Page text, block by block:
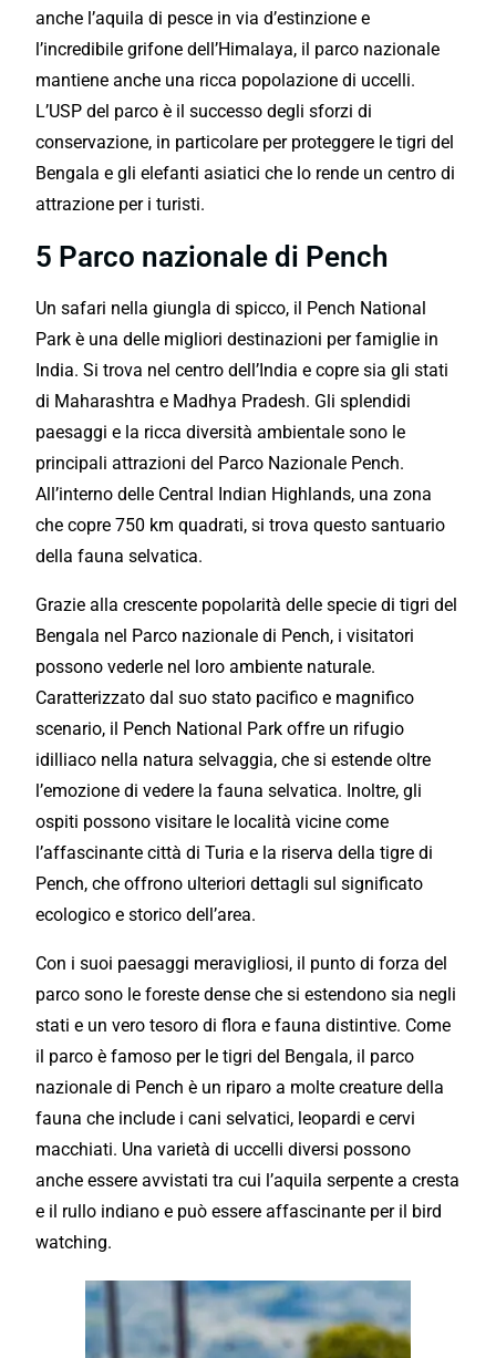
anche l’aquila di pesce in via d’estinzione e
l’incredibile grifone dell’Himalaya, il parco nazionale
mantiene anche una ricca popolazione di uccelli.
L’USP del parco è il successo degli sforzi di
conservazione, in particolare per proteggere le tigri del
Bengala e gli elefanti asiatici che lo rende un centro di
attrazione per i turisti.
5 Parco nazionale di Pench
Un safari nella giungla di spicco, il Pench National
Park è una delle migliori destinazioni per famiglie in
India. Si trova nel centro dell’India e copre sia gli stati
di Maharashtra e Madhya Pradesh. Gli splendidi
paesaggi e la ricca diversità ambientale sono le
principali attrazioni del Parco Nazionale Pench.
All’interno delle Central Indian Highlands, una zona
che copre 750 km quadrati, si trova questo santuario
della fauna selvatica.
Grazie alla crescente popolarità delle specie di tigri del
Bengala nel Parco nazionale di Pench, i visitatori
possono vederle nel loro ambiente naturale.
Caratterizzato dal suo stato pacifico e magnifico
scenario, il Pench National Park offre un rifugio
idilliaco nella natura selvaggia, che si estende oltre
l’emozione di vedere la fauna selvatica. Inoltre, gli
ospiti possono visitare le località vicine come
l’affascinante città di Turia e la riserva della tigre di
Pench, che offrono ulteriori dettagli sul significato
ecologico e storico dell’area.
Con i suoi paesaggi meravigliosi, il punto di forza del
parco sono le foreste dense che si estendono sia negli
stati e un vero tesoro di flora e fauna distintive. Come
il parco è famoso per le tigri del Bengala, il parco
nazionale di Pench è un riparo a molte creature della
fauna che include i cani selvatici, leopardi e cervi
macchiati. Una varietà di uccelli diversi possono
anche essere avvistati tra cui l’aquila serpente a cresta
e il rullo indiano e può essere affascinante per il bird
watching.